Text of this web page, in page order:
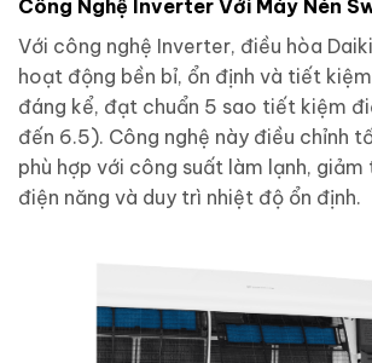
Công Nghệ Inverter Với Máy Nén
Với công nghệ Inverter, điều hòa
hoạt động bền bỉ, ổn định và tiết
đáng kể, đạt chuẩn 5 sao tiết kiệm
đến 6.5). Công nghệ này điều chỉnh
phù hợp với công suất làm lạnh, giảm
điện năng và duy trì nhiệt độ ổn định.